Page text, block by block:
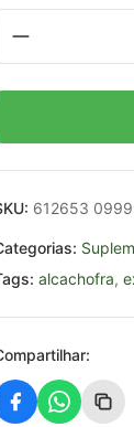
612653
alcachofra,